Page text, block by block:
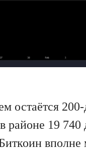
200-
районе 19
вполне